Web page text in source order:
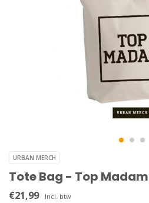
URBAN MERCH
Tote Bag - Top Madam
€21,99 Incl. btw